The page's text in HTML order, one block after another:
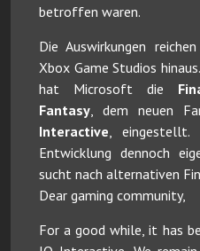
betroffen waren.
Die Auswirkungen
Xbox Game Studios
hat Microsoft die
Fantasy , dem neuen
Interactive ,
Entwicklung dennoch
sucht nach alternativen
Dear gaming community,
For a good while, it has